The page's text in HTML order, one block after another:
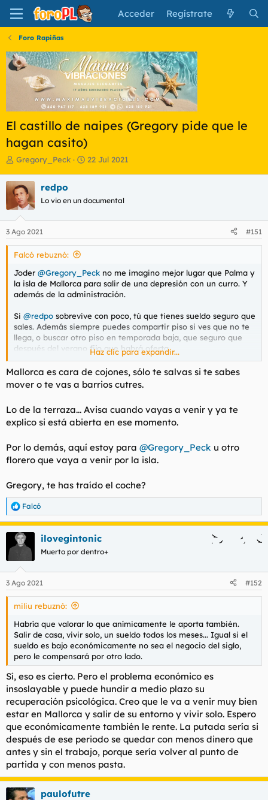
Acceder Regístrate
Foro Rapiñas
El castillo de naipes (Gregory pide que le
hagan casito)
I
i
c
i
a
d
o
r
d
l
t
e
a
Gregory_Peck
F
a
e
n
i
o
22 Jul 2021
redpo
Lo vio en un documental
3 Ago 2021 #151
Falcó rebuznó:
Joder @Gregory_Peck no me imagino mejor lugar que Palma y
la isla de Mallorca para salir de una depresión con un curro. Y
además de la administración.
Si @redpo sobrevive con poco, tú que tienes sueldo seguro que
sales. Además siempre puedes compartir piso si ves que no te
llega, o buscar otro piso en temporada baja, que seguro que
después del verano fijo que habrá oferta.
Yo estuve allí en Semana Santa y me iba a Cala Matjor, que al
haber restricciones no estaba con gente y se estaba de lujo.
También en esa zona había calitas que pintaban bien, algunas
Por otro lado, estaría bien que redpo dijera la terraza esa
baja.
Haz clic para expandir...
Mallorca es cara de cojones, sólo te salvas si te sabes
mover o te vas a barrios cutres.
Lo de la terraza... Avisa cuando vayas a venir y ya te
explico si está abierta en ese momento.
Por lo demás, aquí estoy para @Gregory_Peck u otro
florero que vaya a venir por la isla.
Gregory, te has traído el coche?
R
e
a
c
e
s
Falcó
ilovegintonic
Muerto por dentro+
3 Ago 2021 #152
miliu rebuznó:
Habría que valorar lo que anímicamente le aporta también.
Salir de casa, vivir solo, un sueldo todos los meses... Igual si el
sueldo es bajo económicamente no sea el negocio del siglo,
pero le compensará por otro lado.
Sí, eso es cierto. Pero el problema económico es
insoslayable y puede hundir a medio plazo su
recuperación psicológica. Creo que le va a venir muy bien
estar en Mallorca y salir de su entorno y vivir solo. Espero
que económicamente también le rente. La putada sería si
después de ese periodo se quedar con menos dinero que
antes y sin el trabajo, porque sería volver al punto de
partida y con menos pasta.
paulofutre